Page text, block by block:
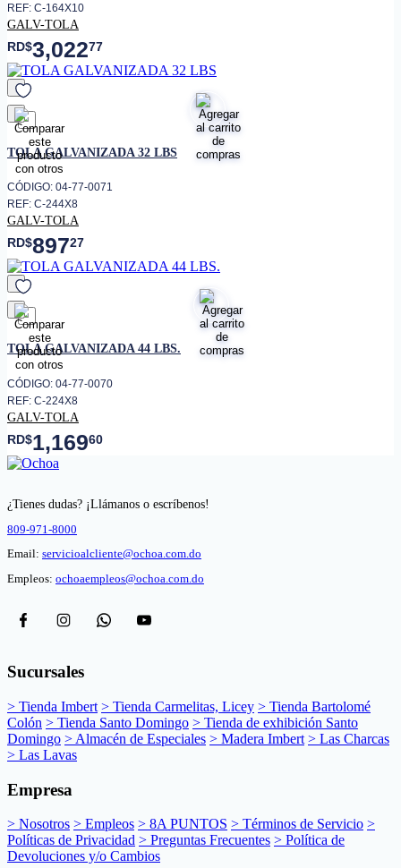
REF: C-164X10
GALV-TOLA
RD$3,02277
favorito
TOLA GALVANIZADA 32 LBS
CÓDIGO: 04-77-0071
REF: C-244X8
GALV-TOLA
RD$89727
favorito
TOLA GALVANIZADA 44 LBS.
CÓDIGO: 04-77-0070
REF: C-224X8
GALV-TOLA
RD$1,16960
¿Tienes dudas? ¡Llámanos o escríbenos!
809-971-8000
Email: servicioalcliente@ochoa.com.do
Empleos: ochoaempleos@ochoa.com.do
Sucursales
> Tienda Imbert > Tienda Carmelitas, Licey > Tienda Bartolomé
Colón > Tienda Santo Domingo > Tienda de exhibición Santo
Domingo > Almacén de Especiales > Madera Imbert > Las Charcas
> Las Lavas
Empresa
> Nosotros > Empleos > 8A PUNTOS > Términos de Servicio >
Políticas de Privacidad > Preguntas Frecuentes > Política de
Devoluciones y/o Cambios